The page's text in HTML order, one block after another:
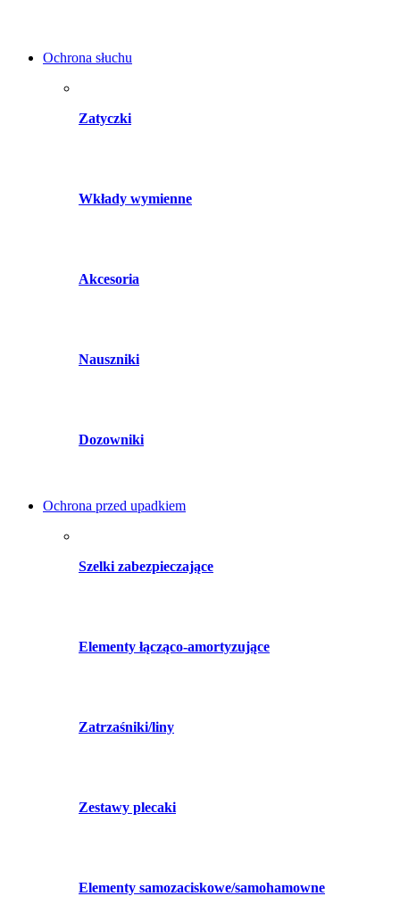
Ochrona słuchu
Zatyczki
Wkłady wymienne
Akcesoria
Nauszniki
Dozowniki
Ochrona przed upadkiem
Szelki zabezpieczające
Elementy łącząco-amortyzujące
Zatrzaśniki/liny
Zestawy plecaki
Elementy samozaciskowe/samohamowne